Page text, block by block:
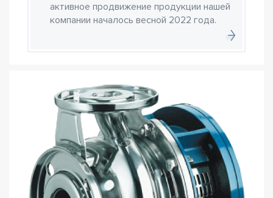
активное продвижение продукции нашей
компании началось весной 2022 года.